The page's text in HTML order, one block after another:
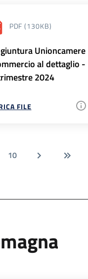
PDF (130KB)
Unioncamere
al dettaglio -
2024
FILE
10